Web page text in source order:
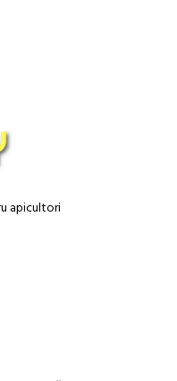
apicultori